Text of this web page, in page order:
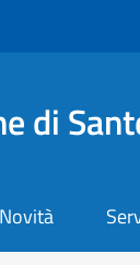
di
Novità